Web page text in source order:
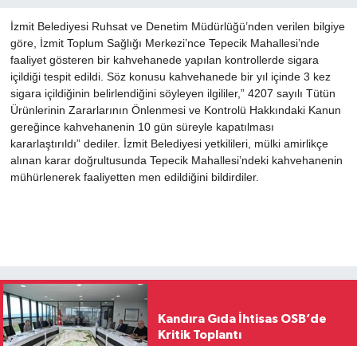
İzmit Belediyesi Ruhsat ve Denetim Müdürlüğü’nden verilen bilgiye
göre, İzmit Toplum Sağlığı Merkezi’nce Tepecik Mahallesi’nde
faaliyet gösteren bir kahvehanede yapılan kontrollerde sigara
içildiği tespit edildi. Söz konusu kahvehanede bir yıl içinde 3 kez
sigara içildiğinin belirlendiğini söyleyen ilgililer,” 4207 sayılı Tütün
Ürünlerinin Zararlarının Önlenmesi ve Kontrolü Hakkındaki Kanun
gereğince kahvehanenin 10 gün süreyle kapatılması
kararlaştırıldı” dediler. İzmit Belediyesi yetkilileri, mülki amirlikçe
alınan karar doğrultusunda Tepecik Mahallesi’ndeki kahvehanenin
mühürlenerek faaliyetten men edildiğini bildirdiler.
Kandıra Gıda İhtisas OSB’de
Kritik Toplantı